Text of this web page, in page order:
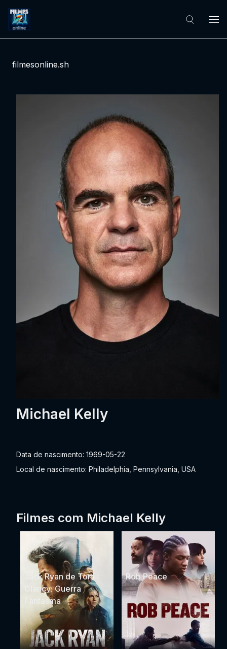
filmesonline.sh
Michael Kelly
Data de nascimento: 1969-05-22
Local de nascimento: Philadelphia, Pennsylvania, USA
Filmes com Michael Kelly
Jack Ryan de Tom
Clancy: Guerra
Fantasma
Rob Peace